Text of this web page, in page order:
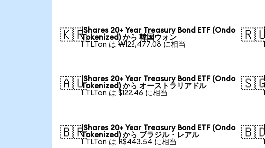
🇰🇷iShares 20+ Year Treasury Bond ETF (Ondo
Tokenized) から 韓国ウォン
1 TLTon は ₩122,477.08 に相当
🇦🇺iShares 20+ Year Treasury Bond ETF (Ondo
Tokenized) から オーストラリアドル
1 TLTon は $122.46 に相当
🇧🇷iShares 20+ Year Treasury Bond ETF (Ondo
Tokenized) から ブラジル・レアル
1 TLTon は R$443.54 に相当